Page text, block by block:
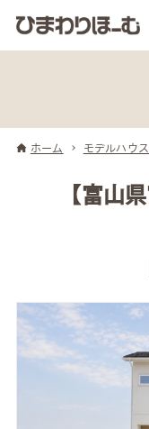
ホーム モデルハウス
【富山